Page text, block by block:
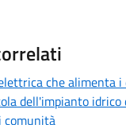
che alimenta i
dell'impianto idrico
comunità